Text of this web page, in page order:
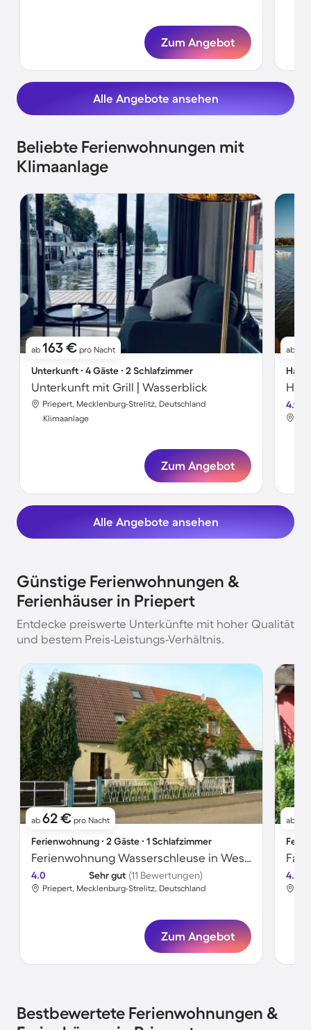
Zum Angebot
Alle Angebote ansehen
Beliebte Ferienwohnungen mit
Klimaanlage
ab 163 € pro Nacht
Unterkunft ∙ 4 Gäste ∙ 2 Schlafzimmer
Unterkunft mit Grill | Wasserblick
Priepert, Mecklenburg-Strelitz, Deutschland
Klimaanlage
Zum Angebot
ab
4.9
Alle Angebote ansehen
Günstige Ferienwohnungen &
Ferienhäuser in Priepert
Entdecke preiswerte Unterkünfte mit hoher Qualität
und bestem Preis-Leistungs-Verhältnis.
ab 62 € pro Nacht
Ferienwohnung ∙ 2 Gäste ∙ 1 Schlafzimmer
Ferienwohnung Wasserschleuse in Wesenberg-Strasen
4.0 Sehr gut (11 Bewertungen)
Priepert, Mecklenburg-Strelitz, Deutschland
Zum Angebot
ab
4.4
Bestbewertete Ferienwohnungen &